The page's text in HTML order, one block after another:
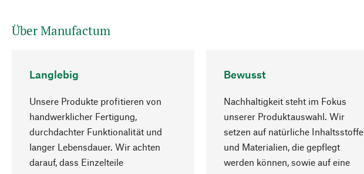
Über Manufactum
Langlebig
Unsere Produkte profitieren von
handwerklicher Fertigung,
durchdachter Funktionalität und
langer Lebensdauer. Wir achten
darauf, dass Einzelteile
Bewusst
Nachhaltigkeit steht im Fokus
unserer Produktauswahl. Wir
setzen auf natürliche Inhaltsstoffe
und Materialien, die gepflegt
werden können, sowie auf eine